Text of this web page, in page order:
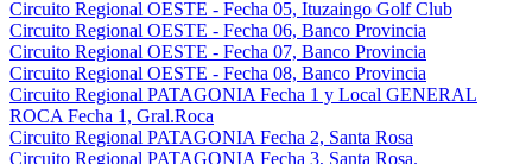
Circuito Regional OESTE - Fecha 05, Ituzaingo Golf Club
Circuito Regional OESTE - Fecha 06, Banco Provincia
Circuito Regional OESTE - Fecha 07, Banco Provincia
Circuito Regional OESTE - Fecha 08, Banco Provincia
Circuito Regional PATAGONIA Fecha 1 y Local GENERAL
ROCA Fecha 1, Gral.Roca
Circuito Regional PATAGONIA Fecha 2, Santa Rosa
Circuito Regional PATAGONIA Fecha 3, Santa Rosa.